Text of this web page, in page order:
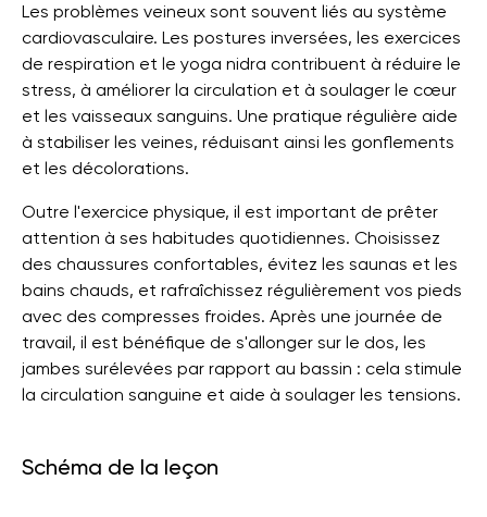
Les problèmes veineux sont souvent liés au système
cardiovasculaire. Les postures inversées, les exercices
de respiration et le yoga nidra contribuent à réduire le
stress, à améliorer la circulation et à soulager le cœur
et les vaisseaux sanguins. Une pratique régulière aide
à stabiliser les veines, réduisant ainsi les gonflements
et les décolorations.
Outre l'exercice physique, il est important de prêter
attention à ses habitudes quotidiennes. Choisissez
des chaussures confortables, évitez les saunas et les
bains chauds, et rafraîchissez régulièrement vos pieds
avec des compresses froides. Après une journée de
travail, il est bénéfique de s'allonger sur le dos, les
jambes surélevées par rapport au bassin : cela stimule
la circulation sanguine et aide à soulager les tensions.
Schéma de la leçon